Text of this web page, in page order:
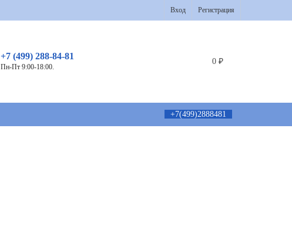
Вход Регистрация
+7 (499) 288-84-81
Пн-Пт 9:00-18:00.
0 ₽
+7(499)2888481